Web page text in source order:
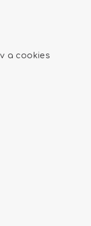
a cookies